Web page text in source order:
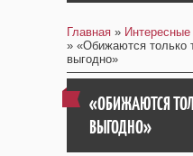
Главная » Интересные
» «Обижаются только
выгодно»
«ОБИЖАЮТСЯ
ВЫГОДНО»